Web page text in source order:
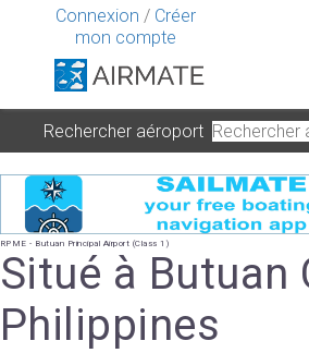
Connexion / Créer
mon compte
Rechercher aéroport
RPME - Butuan Principal Airport (Class 1)
Situé à Butuan
Philippines